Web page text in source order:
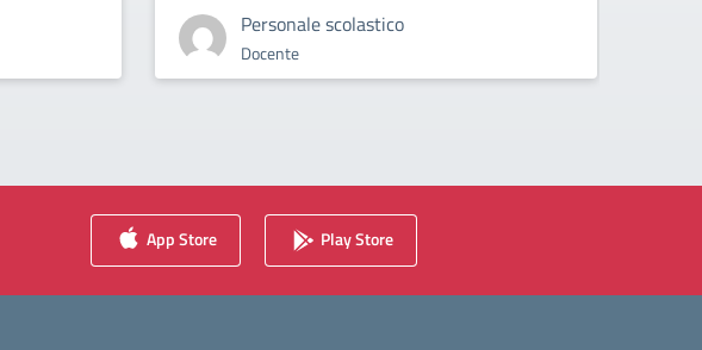
Personale scolastico
Docente
App Store Play Store